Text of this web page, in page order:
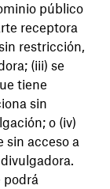
público
receptora
restricción,
(iii) se
tiene
sin
o (iv)
sin acceso a
podrá